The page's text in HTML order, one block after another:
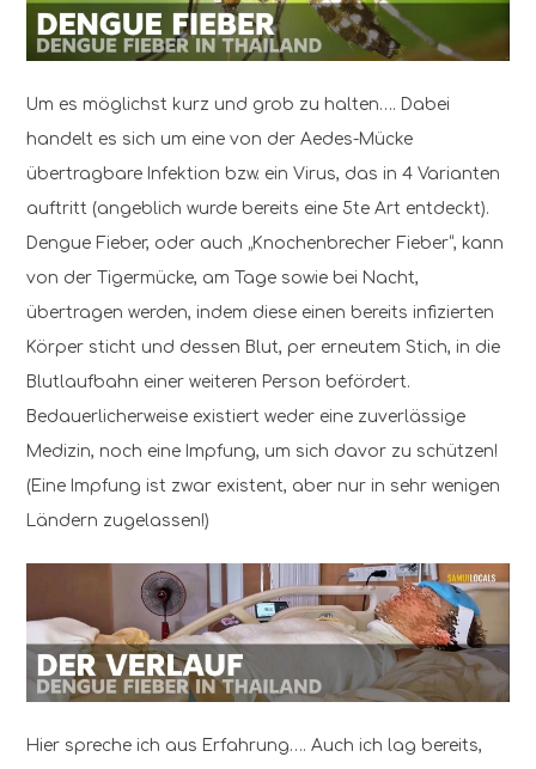
Um es möglichst kurz und grob zu halten…. Dabei
handelt es sich um eine von der Aedes-Mücke
übertragbare Infektion bzw. ein Virus, das in 4 Varianten
auftritt (angeblich wurde bereits eine 5te Art entdeckt).
Dengue Fieber, oder auch „Knochenbrecher Fieber“, kann
von der Tigermücke, am Tage sowie bei Nacht,
übertragen werden, indem diese einen bereits infizierten
Körper sticht und dessen Blut, per erneutem Stich, in die
Blutlaufbahn einer weiteren Person befördert.
Bedauerlicherweise existiert weder eine zuverlässige
Medizin, noch eine Impfung, um sich davor zu schützen!
(Eine Impfung ist zwar existent, aber nur in sehr wenigen
Ländern zugelassen!)
Hier spreche ich aus Erfahrung…. Auch ich lag bereits,